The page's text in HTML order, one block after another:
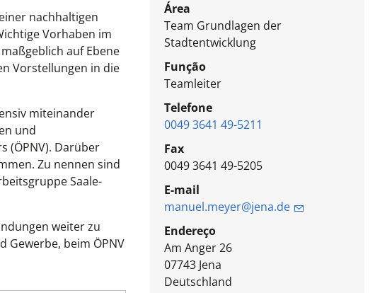
nachhaltigen
ichtige Vorhaben im
maßgeblich auf Ebene
Vorstellungen in die
miteinander
und
(ÖPNV). Darüber
Zu nennen sind
Saale-
weiter zu
Gewerbe, beim ÖPNV
Área
Team Grundlagen der
Stadtentwicklung
Função
Teamleiter
Telefone
0049 3641 49-5211
Fax
0049 3641 49-5205
E-mail
manuel.meyer@jena.de
Endereço
Am Anger 26
07743 Jena
Deutschland